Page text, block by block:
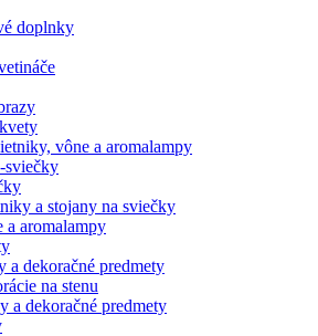
doplnky
vône a aromalampy
a stojany na sviečky
a aromalampy
a dekoračné predmety
na stenu
a dekoračné predmety